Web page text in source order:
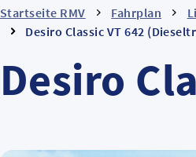
Startseite RMV Fahrplan
Desiro Classic VT 642
Desiro